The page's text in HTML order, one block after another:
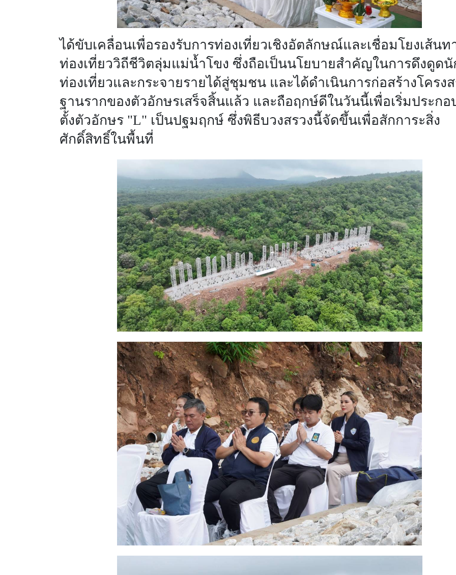
ได้ขับเคลื่อนเพื่อรองรับการท่องเที่ยวเชิงอัตลักษณ์และเชื่อมโยงเส้นท
ท่องเที่ยววิถีชีวิตลุ่มแม่น้ำโขง ซึ่งถือเป็นนโยบายสำคัญในการดึงดูดนั
ท่องเที่ยวและกระจายรายได้สู่ชุมชน และได้ดำเนินการก่อสร้างโครงส
ฐานรากของตัวอักษรเสร็จสิ้นแล้ว และถือฤกษ์ดีในวันนี้เพื่อเริ่มประกอ
ตั้งตัวอักษร "L" เป็นปฐมฤกษ์ ซึ่งพิธีบวงสรวงนี้จัดขึ้นเพื่อสักการะสิ่ง
ศักดิ์สิทธิ์ในพื้นที่